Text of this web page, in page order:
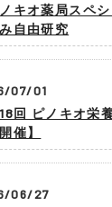
ノキオ薬局スペ
自由研究
07/01
18回 ピノキオ栄
催】
06/27